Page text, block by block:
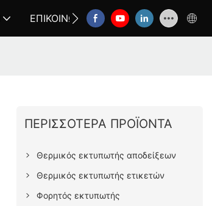
ΕΠΙΚΟΙΝΩΝΉΣΤΕ ΜΑΖΊ ΜΑΣ FAQ
ΠΕΡΙΣΣΌΤΕΡΑ ΠΡΟΪΌΝΤΑ
Θερμικός εκτυπωτής αποδείξεων
Θερμικός εκτυπωτής ετικετών
Φορητός εκτυπωτής